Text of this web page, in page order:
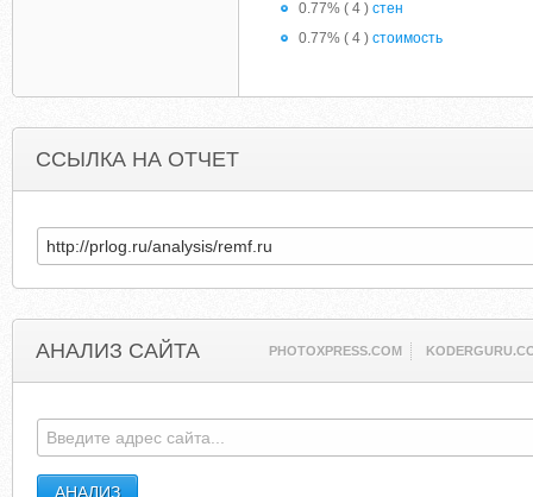
0.77% ( 4 ) стен
0.77% ( 4 ) стоимость
ССЫЛКА НА ОТЧЕТ
АНАЛИЗ САЙТА PHOTOXPRESS.COM